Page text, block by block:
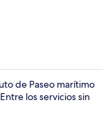
de Paseo marítimo
los servicios sin